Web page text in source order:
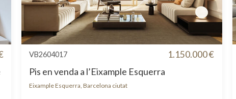
VB2604017 1.150.000 €
Pis en venda a l’Eixample Esquerra
Eixample Esquerra, Barcelona ciutat